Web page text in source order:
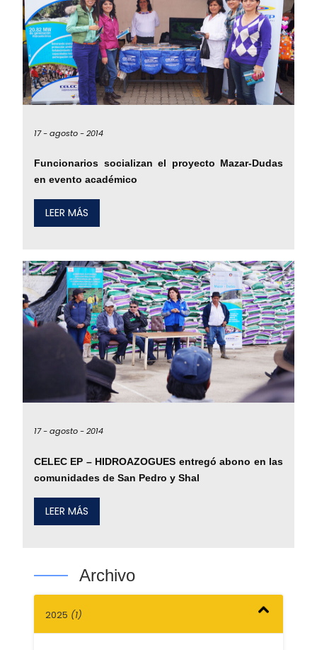
17 -agosto -2014
Funcionarios socializan el proyecto Mazar-Dudas
en evento académico
LEER MÁS
17 -agosto -2014
CELEC EP – HIDROAZOGUES entregó abono en las
comunidades de San Pedro y Shal
LEER MÁS
Archivo
2025 (1)